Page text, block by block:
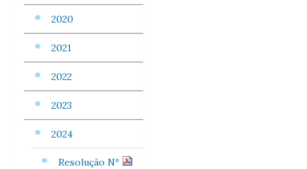
2020
2021
2022
2023
2024
Resolução Nº